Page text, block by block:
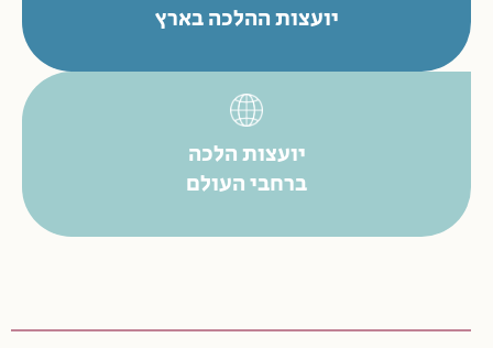
יועצות ההלכה בארץ
יועצות הלכה
ברחבי העולם